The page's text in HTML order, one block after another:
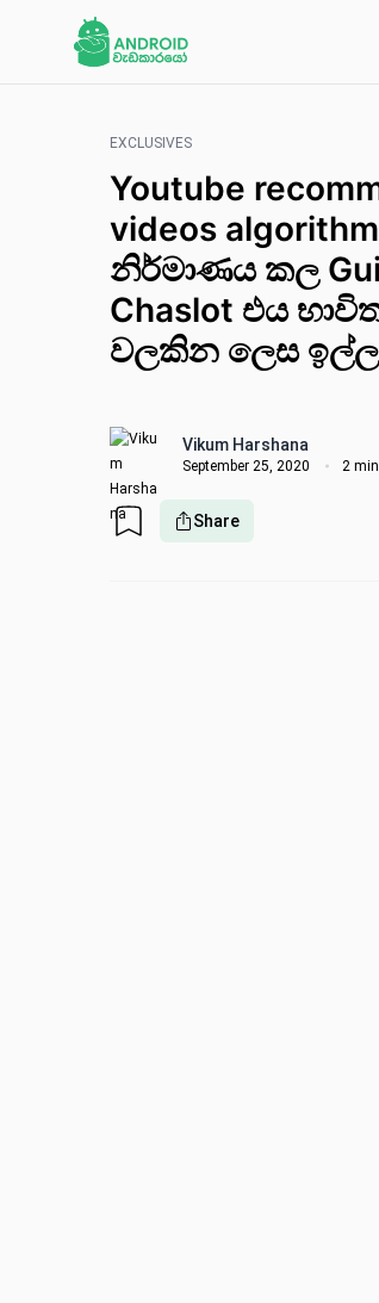
EXCLUSIVES
Youtube
videos
නිර්මාණය කල
Chaslot එය
වලකින ලෙස
Vikum Harshana
September 25, 2020 2
Share